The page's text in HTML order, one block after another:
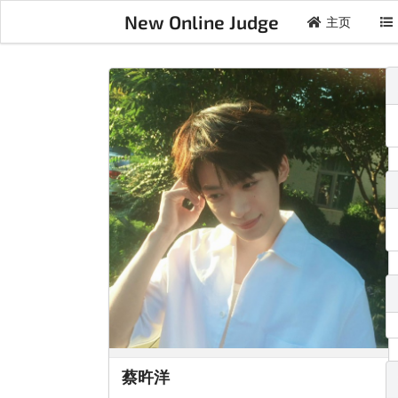
New Online Judge 主页
蔡旿洋